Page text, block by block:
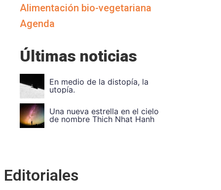
Alimentación bio-vegetariana
Agenda
Últimas noticias
Vuela Alto Ouka Leele
Divide et impera. Unidad en
la diversidad. A
Editoriales